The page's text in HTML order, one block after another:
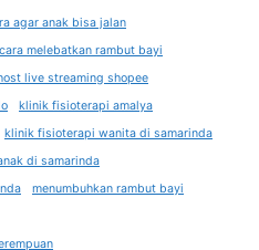
agar anak bisa jalan
cara melebatkan rambut bayi
live streaming shopee
klinik fisioterapi amalya
klinik fisioterapi wanita di samarinda
di samarinda
menumbuhkan rambut bayi